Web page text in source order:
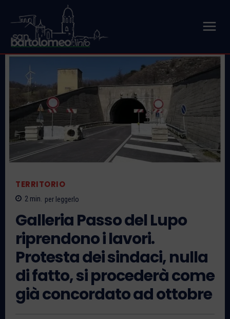
TERRITORIO
2 min. per leggerlo
Galleria Passo del Lupo
riprendono i lavori.
Protesta dei sindaci, nulla
di fatto, si procederà come
già concordato ad ottobre